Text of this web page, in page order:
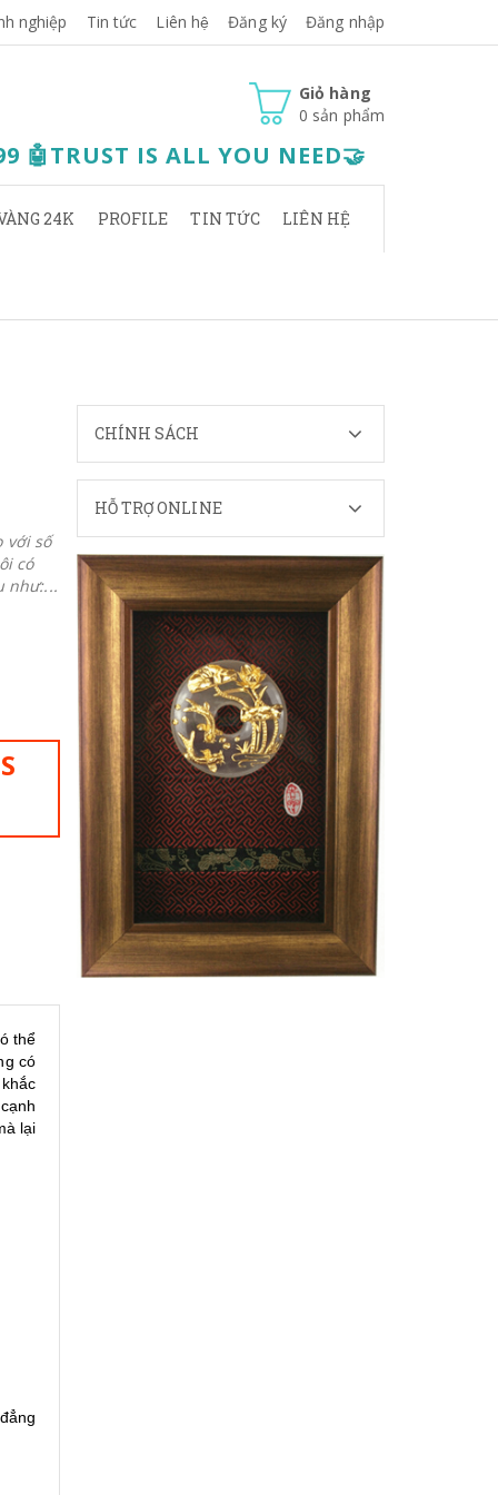
nghiệp Tin tức Liên hệ Đăng ký Đăng nhập
Giỏ hàng
0 sản phẩm
🤖TRUST IS ALL YOU NEED🤝
24K PROFILE TIN TỨC LIÊN HỆ
với số
có
như:...
thể
có
lại
CHÍNH SÁCH
HỖ TRỢ ONLINE